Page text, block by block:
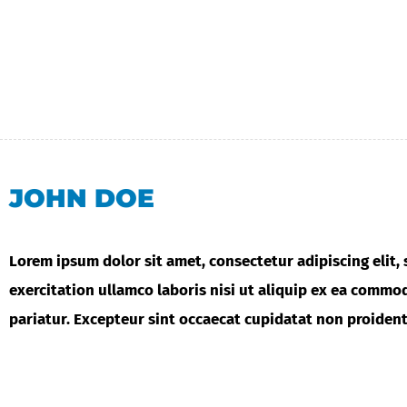
JOHN DOE
Lorem ipsum dolor sit amet, consectetur adipiscing
exercitation ullamco laboris nisi ut aliquip ex ea
pariatur. Excepteur sint occaecat cupidatat non